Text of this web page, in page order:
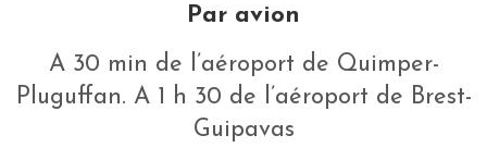
Par avion
A 30 min de l’aéroport de Quimper-
Pluguffan. A 1 h 30 de l’aéroport de Brest-
Guipavas